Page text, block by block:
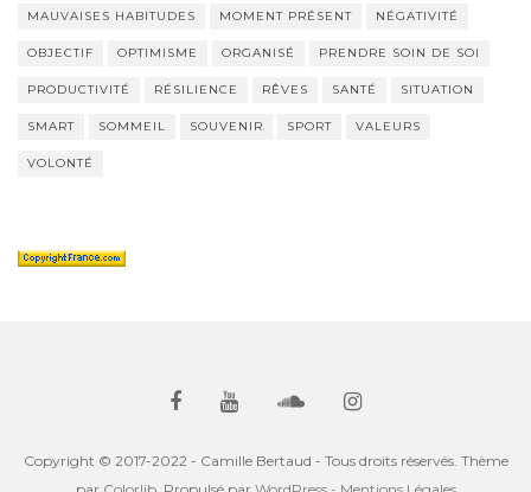
MAUVAISES HABITUDES MOMENT PRÉSENT NÉGATIVITÉ
OBJECTIF OPTIMISME ORGANISÉ PRENDRE SOIN DE SOI
PRODUCTIVITÉ RÉSILIENCE RÊVES SANTÉ SITUATION
SMART SOMMEIL SOUVENIR SPORT VALEURS
VOLONTÉ
Copyright © 2017-2022 - Camille Bertaud - Tous droits réservés. Thème
par Colorlib. Propulsé par WordPress - Mentions Légales